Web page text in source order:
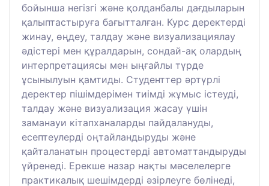
бойынша негізгі және қолданбалы дағдыларын
қалыптастыруға бағытталған. Курс деректерді
жинау, өңдеу, талдау және визуализациялау
әдістері мен құралдарын, сондай-ақ олардың
интерпретациясы мен ыңғайлы түрде
ұсынылуын қамтиды. Студенттер әртүрлі
деректер пішімдерімен тиімді жұмыс істеуді,
талдау және визуализация жасау үшін
заманауи кітапханаларды пайдалануды,
есептеулерді оңтайландыруды және
қайталанатын процестерді автоматтандыруды
үйренеді. Ерекше назар нақты мәселелерге
практикалық шешімдерді әзірлеуге бөлінеді,